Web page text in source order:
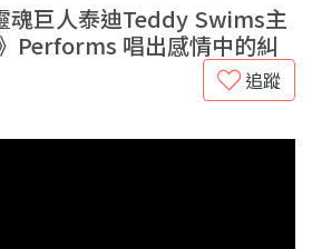
魂巨人泰迪Teddy Swims主
Performs 唱出感情中的糾
追蹤